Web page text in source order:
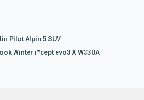
Pilot Alpin 5 SUV
Winter i*cept evo3 X W330A